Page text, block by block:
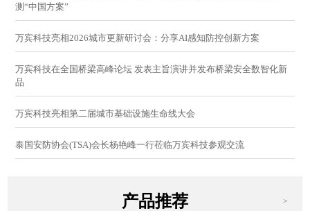
测“中国方案”
万宾科技亮相2026城市更新研讨会：分享AI感知防控创新方案
万宾科技在全国桥梁高峰论坛 发表主旨演讲并发布桥梁安全数智化新
品
万宾科技亮相第二届城市基础设施生命线大会
泰国安防协会(TSA)会长杨艳峰一行莅临万宾科技参观交流
产品推荐 >